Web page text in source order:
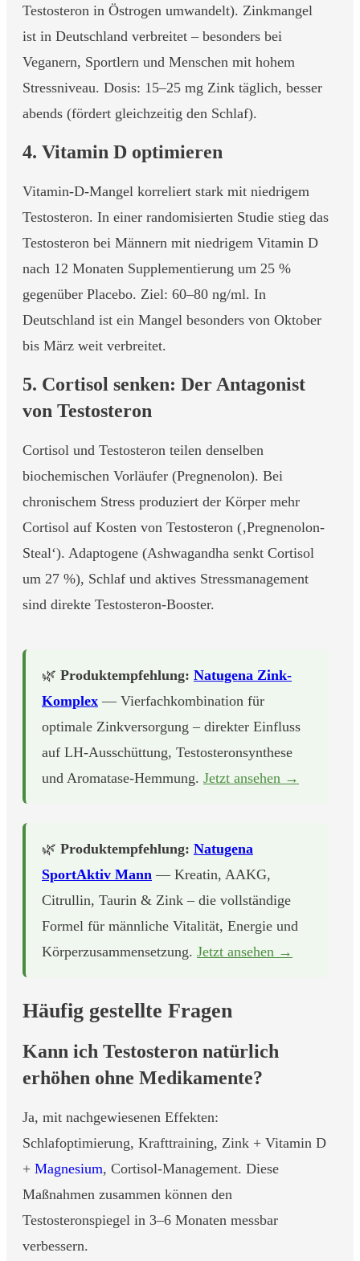
Testosteron in Östrogen umwandelt). Zinkmangel
ist in Deutschland verbreitet – besonders bei
Veganern, Sportlern und Menschen mit hohem
Stressniveau. Dosis: 15–25 mg Zink täglich, besser
abends (fördert gleichzeitig den Schlaf).
4. Vitamin D optimieren
Vitamin-D-Mangel korreliert stark mit niedrigem
Testosteron. In einer randomisierten Studie stieg das
Testosteron bei Männern mit niedrigem Vitamin D
nach 12 Monaten Supplementierung um 25 %
gegenüber Placebo. Ziel: 60–80 ng/ml. In
Deutschland ist ein Mangel besonders von Oktober
bis März weit verbreitet.
5. Cortisol senken: Der Antagonist
von Testosteron
Cortisol und Testosteron teilen denselben
biochemischen Vorläufer (Pregnenolon). Bei
chronischem Stress produziert der Körper mehr
Cortisol auf Kosten von Testosteron (‚Pregnenolon-
Steal‘). Adaptogene (Ashwagandha senkt Cortisol
um 27 %), Schlaf und aktives Stressmanagement
sind direkte Testosteron-Booster.
🌿 Produktempfehlung: Natugena Zink-
Komplex — Vierfachkombination für
optimale Zinkversorgung – direkter Einfluss
auf LH-Ausschüttung, Testosteronsynthese
und Aromatase-Hemmung. Jetzt ansehen →
🌿 Produktempfehlung: Natugena
SportAktiv Mann — Kreatin, AAKG,
Citrullin, Taurin & Zink – die vollständige
Formel für männliche Vitalität, Energie und
Körperzusammensetzung. Jetzt ansehen →
Häufig gestellte Fragen
Kann ich Testosteron natürlich
erhöhen ohne Medikamente?
Ja, mit nachgewiesenen Effekten:
Schlafoptimierung, Krafttraining, Zink + Vitamin D
+ Magnesium, Cortisol-Management. Diese
Maßnahmen zusammen können den
Testosteronspiegel in 3–6 Monaten messbar
verbessern.